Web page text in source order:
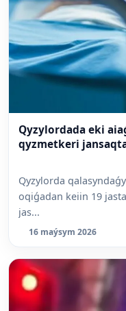
Qyzylordada eki
qyzmetkeri
Qyzylorda
oqiǵadan keiin 19
jas...
16 maýsym 2026